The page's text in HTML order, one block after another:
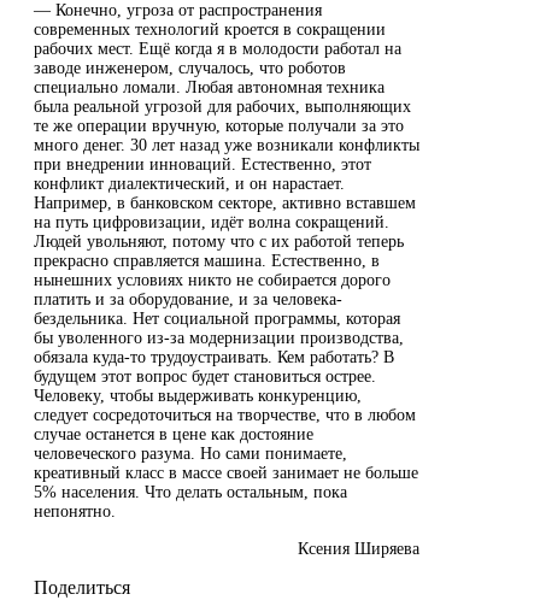
— Конечно, угроза от распространения
современных технологий кроется в сокращении
рабочих мест. Ещё когда я в молодости работал на
заводе инженером, случалось, что роботов
специально ломали. Любая автономная техника
была реальной угрозой для рабочих, выполняющих
те же операции вручную, которые получали за это
много денег. 30 лет назад уже возникали конфликты
при внедрении инноваций. Естественно, этот
конфликт диалектический, и он нарастает.
Например, в банковском секторе, активно вставшем
на путь цифровизации, идёт волна сокращений.
Людей увольняют, потому что с их работой теперь
прекрасно справляется машина. Естественно, в
нынешних условиях никто не собирается дорого
платить и за оборудование, и за человека-
бездельника. Нет социальной программы, которая
бы уволенного из-за модернизации производства,
обязала куда-то трудоустраивать. Кем работать? В
будущем этот вопрос будет становиться острее.
Человеку, чтобы выдерживать конкуренцию,
следует сосредоточиться на творчестве, что в любом
случае останется в цене как достояние
человеческого разума. Но сами понимаете,
креативный класс в массе своей занимает не больше
5% населения. Что делать остальным, пока
непонятно.
Ксения Ширяева
Поделиться